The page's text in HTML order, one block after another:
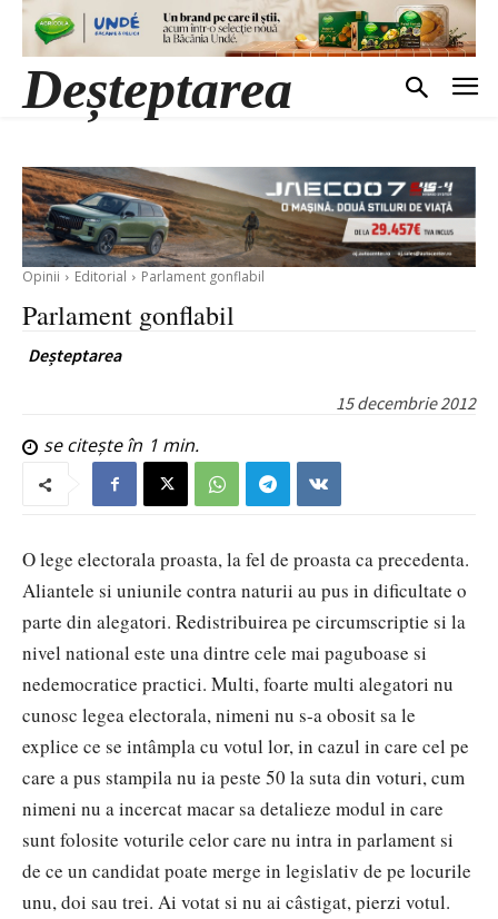
Deșteptarea
Opinii Editorial Parlament gonflabil
Parlament gonflabil
Deșteptarea
15 decembrie 2012
se citește în 1 min.
O lege electorala proasta, la fel de proasta ca precedenta.
Aliantele si uniunile contra naturii au pus in dificultate o
parte din alegatori. Redistribuirea pe circumscriptie si la
nivel national este una dintre cele mai paguboase si
nedemocratice practici. Multi, foarte multi alegatori nu
cunosc legea electorala, nimeni nu s-a obosit sa le
explice ce se intâmpla cu votul lor, in cazul in care cel pe
care a pus stampila nu ia peste 50 la suta din voturi, cum
nimeni nu a incercat macar sa detalieze modul in care
sunt folosite voturile celor care nu intra in parlament si
de ce un candidat poate merge in legislativ de pe locurile
unu, doi sau trei. Ai votat si nu ai câstigat, pierzi votul.